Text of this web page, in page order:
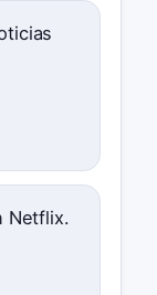
Netflix.